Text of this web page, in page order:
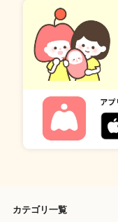
カテゴリ一覧